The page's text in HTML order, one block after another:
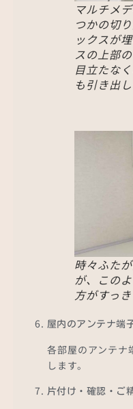
マルチメ
つかの切
ックスが
スの上部
目立たな
も引き出
時々ふた
が、この
方がすっ
屋内のアンテナ端
各部屋のアンテナ
します。
片付け・確認・ご